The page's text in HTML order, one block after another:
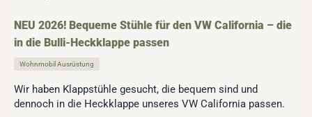
NEU 2026! Bequeme Stühle für den VW California – die
in die Bulli-Heckklappe passen
Wohnmobil Ausrüstung
Wir haben Klappstühle gesucht, die bequem sind und
dennoch in die Heckklappe unseres VW California passen.